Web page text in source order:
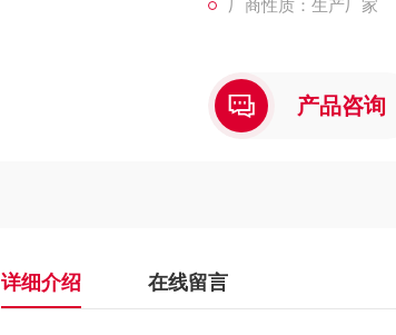
厂商性质：生产厂家
产品咨询
详细介绍 在线留言